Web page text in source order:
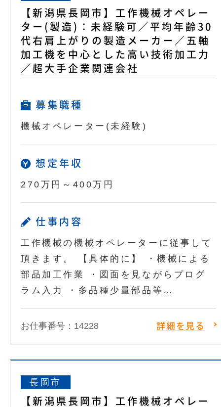
【新潟県長岡市】工作機械オペレー
ター(製造)：未経験可／平均年齢30
代右肩上がりの製造メーカー／五軸
加工機を中心とした高い技術加工力
／超大手企業関連会社
募集職種
機械オペレーター(未経験)
想定年収
270万円～400万円
仕事内容
工作機械の機械オペレーターに従事して
頂きます。 【具体的に】 ・機械による
部品加工作業 ・図面を見ながらプログ
ラム入力 ・多品種少量部品等…
お仕事番号：14228 詳細を見る
長岡市
【新潟県長岡市】工作機械オペレー